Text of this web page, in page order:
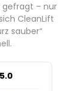
gefragt – nur
CleanLift
sauber“